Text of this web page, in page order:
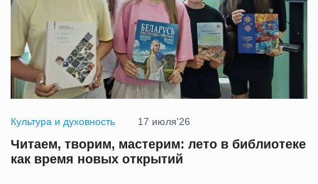
Культура и духовность 17 июля'26
Читаем, творим, мастерим: лето в библиотеке
как время новых открытий